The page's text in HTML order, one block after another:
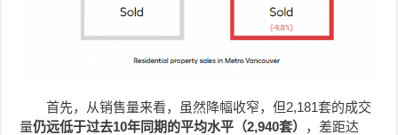
首先，从销售量来看，虽然降幅收窄，但2,181套的成交
量仍远低于过去10年同期的平均水平（2,940套）
，差距达